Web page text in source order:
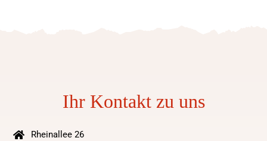
Ihr Kontakt zu uns
Rheinallee 26